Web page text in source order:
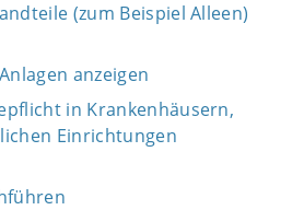
(zum Beispiel Alleen)
anzeigen
in Krankenhäusern,
Einrichtungen